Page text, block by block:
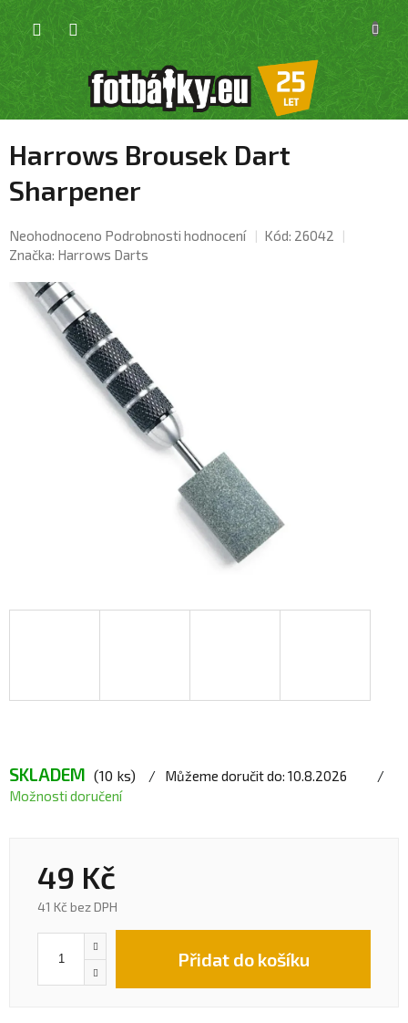
Přejít
obsah
KOŠÍK
Harrows Brousek Dart
Sharpener
Průměrné
hodnocení
je
Neohodnoceno Podrobnosti hodnocení Kód: 26042
Značka: Harrows Darts
SKLADEM (10 ks) Můžeme doručit do: 10.8.2026
Možnosti doručení
49 Kč
41 Kč bez DPH
Přidat do košíku